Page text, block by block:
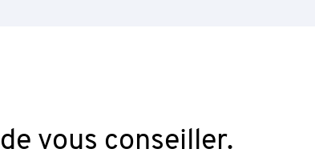
vous conseiller.